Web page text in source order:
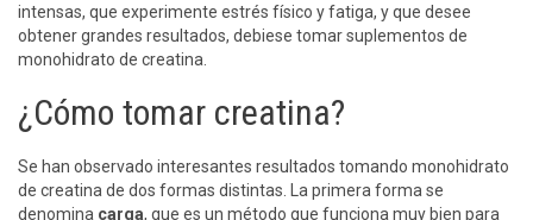
intensas, que experimente estrés físico y fatiga, y que desee
obtener grandes resultados, debiese tomar suplementos de
monohidrato de creatina.
¿Cómo tomar creatina?
Se han observado interesantes resultados tomando monohidrato
de creatina de dos formas distintas. La primera forma se
denomina carga, que es un método que funciona muy bien para